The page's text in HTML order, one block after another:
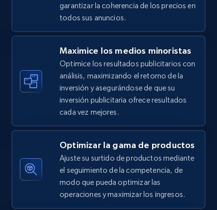
URL, Title, Available, Description, Currency, Initial
price, Final price, Discount percent, and more.
TikTok Shop - Collect TikTok shop products
by keywords search
URL, Title, Available, Description, Currency, Initial
price, Final price, Discount percent, and more.
Comenzar ahora
TikTok Shop - discover records by shop url
garantizar la coherencia de los precios en
todos sus anuncios.
Maximice los medios minoristas
Optimice los resultados publicitarios con
análisis, maximizando el retorno de la
inversión y asegurándose de que su
inversión publicitaria ofrece resultados
cada vez mejores.
Optimizar la gama de productos
Ajuste su surtido de productos mediante
el seguimiento de la competencia, de
modo que pueda optimizar las
operaciones y maximizar los ingresos.